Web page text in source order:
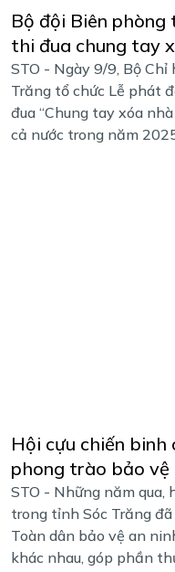
Bộ đội Biên phòng
thi đua chung tay
STO - Ngày 9/9, Bộ
Trăng tổ chức Lễ phát
đua “Chung tay xóa
cả nước trong năm
Hội cựu chiến
phong trào bảo vệ
STO - Những năm qua,
trong tỉnh Sóc Trăng
Toàn dân bảo vệ an
khác nhau, góp phần